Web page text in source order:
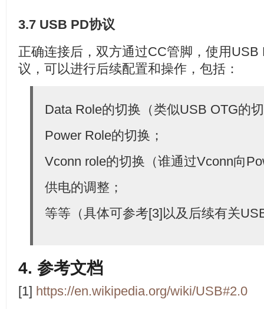
3.7 USB PD协议
正确连接后，双方通过CC管脚，使用
议，可以进行后续配置和操作，包括：
Data Role的切换（类似USB OTG的
Power Role的切换；
Vconn role的切换（谁通过Vconn向
供电的调整；
等等（具体可参考[3]以及后续有关
4. 参考文档
[1] https://en.wikipedia.org/wiki/USB#2.0